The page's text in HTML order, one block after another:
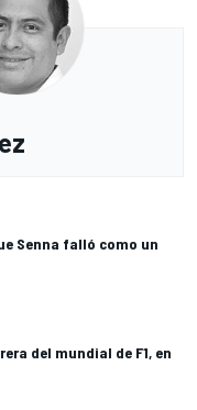
Senna falló como un
del mundial de F1, en